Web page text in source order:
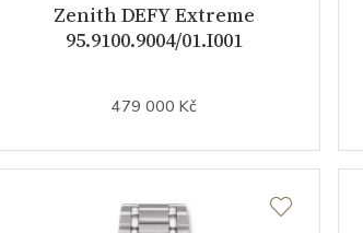
Zenith DEFY Extreme
95.9100.9004/01.I001
479 000 Kč